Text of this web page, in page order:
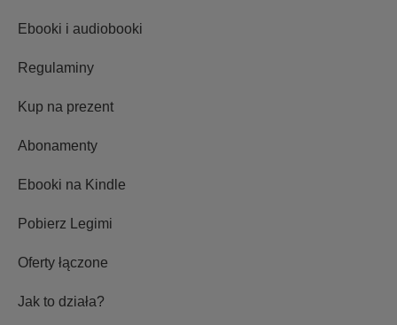
Ebooki i audiobooki
Regulaminy
Kup na prezent
Abonamenty
Ebooki na Kindle
Pobierz Legimi
Oferty łączone
Jak to działa?